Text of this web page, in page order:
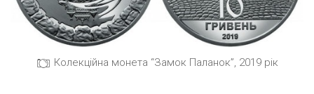
Колекційна монета “Замок Паланок”, 2019 рік